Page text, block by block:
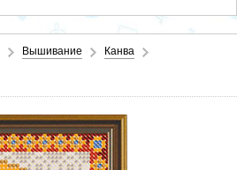
Вышивание Канва